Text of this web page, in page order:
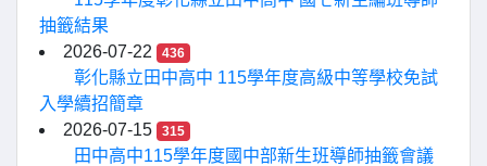
抽籤結果
2026-07-22
436
彰化縣立田中高中 115學年度高級中等學校免試
入學續招簡章
2026-07-15
315
田中高中115學年度國中部新生班導師抽籤會議